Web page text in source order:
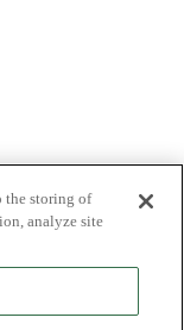
the storing of
analyze site